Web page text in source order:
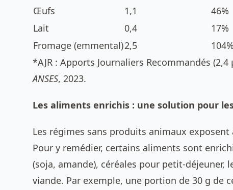
Œufs
1,1
46%
Lait
0,4
17%
Fromage (emmental)2,5
104%
*AJR : Apports Journaliers Recommandés
ANSES, 2023.
Les aliments enrichis : une solution pour
Les régimes sans produits animaux exposent
Pour y remédier, certains aliments sont
(soja, amande), céréales pour petit-déjeuner,
viande. Par exemple, une portion de 30 g de